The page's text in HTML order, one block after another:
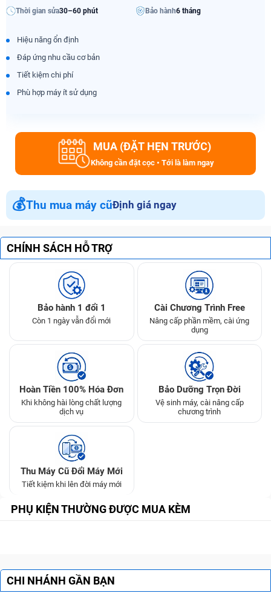
Thời gian sửa30–60 phút Bảo hành6 tháng
Hiệu năng ổn định
Đáp ứng nhu cầu cơ bản
Tiết kiệm chi phí
Phù hợp máy ít sử dụng
MUA (ĐẶT HẸN TRƯỚC)
Không cần đặt cọc • Tới là làm ngay
💰Thu mua máy cũĐịnh giá ngay
CHÍNH SÁCH HỖ TRỢ
Bảo hành 1 đổi 1
Còn 1 ngày vẫn đổi mới
Cài Chương Trình Free
Nâng cấp phần mềm, cài ứng
dụng
Hoàn Tiền 100% Hóa Đơn
Khi không hài lòng chất lượng
dịch vụ
Bảo Dưỡng Trọn Đời
Vệ sinh máy, cài nâng cấp
chương trình
Thu Máy Cũ Đổi Máy Mới
Tiết kiệm khi lên đời máy mới
PHỤ KIỆN THƯỜNG ĐƯỢC MUA KÈM
CHI NHÁNH GẦN BẠN